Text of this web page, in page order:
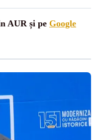
AUR și pe Google